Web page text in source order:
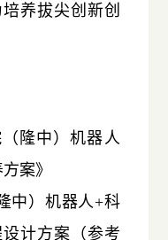
养拔尖创新创
隆中）机器人
案》
中）机器人+科
计方案（参考